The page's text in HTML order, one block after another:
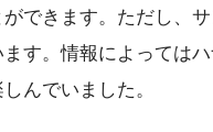
できます。ただし、
す。情報によっては
んでいました。